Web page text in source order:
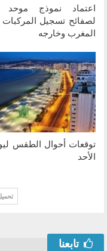
اعتماد نموذج موحد
لصفائح تسجيل
المغرب وخارجه
توقعات أحوال الطقس
الأحد
تابعنا